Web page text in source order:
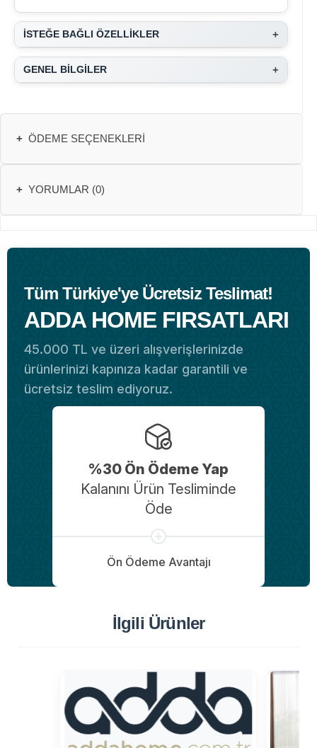
İSTEĞE BAĞLI ÖZELLİKLER +
GENEL BİLGİLER +
+ ÖDEME SEÇENEKLERI
+ YORUMLAR (0)
Tüm Türkiye'ye Ücretsiz Teslimat!
ADDA HOME FIRSATLARI
45.000 TL ve üzeri alışverişlerinizde
ürünlerinizi kapınıza kadar garantili ve
ücretsiz teslim ediyoruz.
%30 Ön Ödeme Yap
Kalanını Ürün Tesliminde
Öde
Ön Ödeme Avantajı
İlgili Ürünler